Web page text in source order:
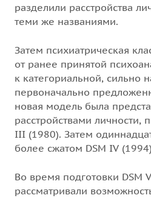
разделили расстройства
теми же названиями.
Затем психиатрическая
от ранее принятой
к категориальной, сильно
первоначально
новая модель была
расстройствами личности,
III (1980). Затем
более сжатом DSM IV
Во время подготовки DSM
рассматривали